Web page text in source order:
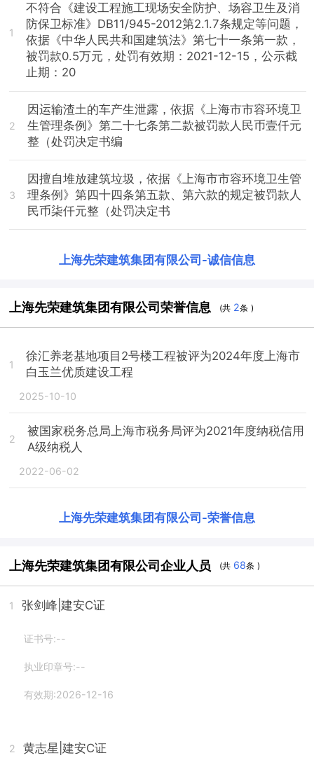
1
不符合《建设工程施工现场安全防护、场容卫生及消
防保卫标准》DB11/945-2012第2.1.7条规定等问题，
依据《中华人民共和国建筑法》第七十一条第一款，
被罚款0.5万元，处罚有效期：2021-12-15，公示截
止期：20
2
因运输渣土的车产生泄露，依据《上海市市容环境卫
生管理条例》第二十七条第二款被罚款人民币壹仟元
整（处罚决定书编
3
因擅自堆放建筑垃圾，依据《上海市市容环境卫生管
理条例》第四十四条第五款、第六款的规定被罚款人
民币柒仟元整（处罚决定书
上海先荣建筑集团有限公司 -诚信信息
上海先荣建筑集团有限公司荣誉信息 (共 2条 )
1
徐汇养老基地项目2号楼工程被评为2024年度上海市
白玉兰优质建设工程
2025-10-10
2
被国家税务总局上海市税务局评为2021年度纳税信用
A级纳税人
2022-06-02
上海先荣建筑集团有限公司 -荣誉信息
上海先荣建筑集团有限公司企业人员 (共 68条 )
1 张剑峰 |建安C证
证书号:--
执业印章号:--
有效期:2026-12-16
2 黄志星 |建安C证